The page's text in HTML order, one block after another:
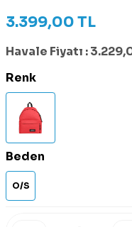
3.399,00TL
Havale Fiyatı :
Renk
Beden
O/S